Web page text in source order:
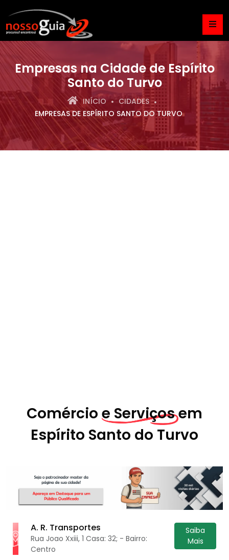
Empresas na Cidade de Espírito
Santo do Turvo
INÍCIO
CIDADES
EMPRESAS DE ESPÍRITO SANTO DO TURVO
Comércio e Serviços em
Espírito Santo do Turvo
A. R. Transportes
Rua Joao Xxiii, 1 Casa: 32; - Bairro:
Centro
Saiba
Mais